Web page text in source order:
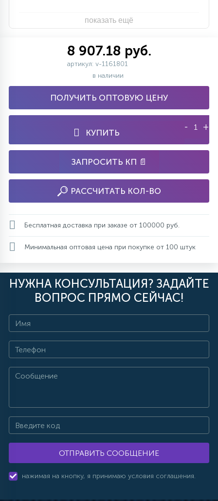
показать ещё
8 907.18 руб.
артикул: v-1161801
в наличии
ПОЛУЧИТЬ ОПТОВУЮ ЦЕНУ
КУПИТЬ
- +
ЗАПРОСИТЬ КП 📄
РАССЧИТАТЬ КОЛ-ВО
Бесплатная доставка при заказе от 100000 руб.
Минимальная оптовая цена при покупке от 100 штук
НУЖНА КОНСУЛЬТАЦИЯ? ЗАДАЙТЕ
ВОПРОС ПРЯМО СЕЙЧАС!
ОТПРАВИТЬ СООБЩЕНИЕ
нажимая на кнопку, я принимаю условия соглашения.